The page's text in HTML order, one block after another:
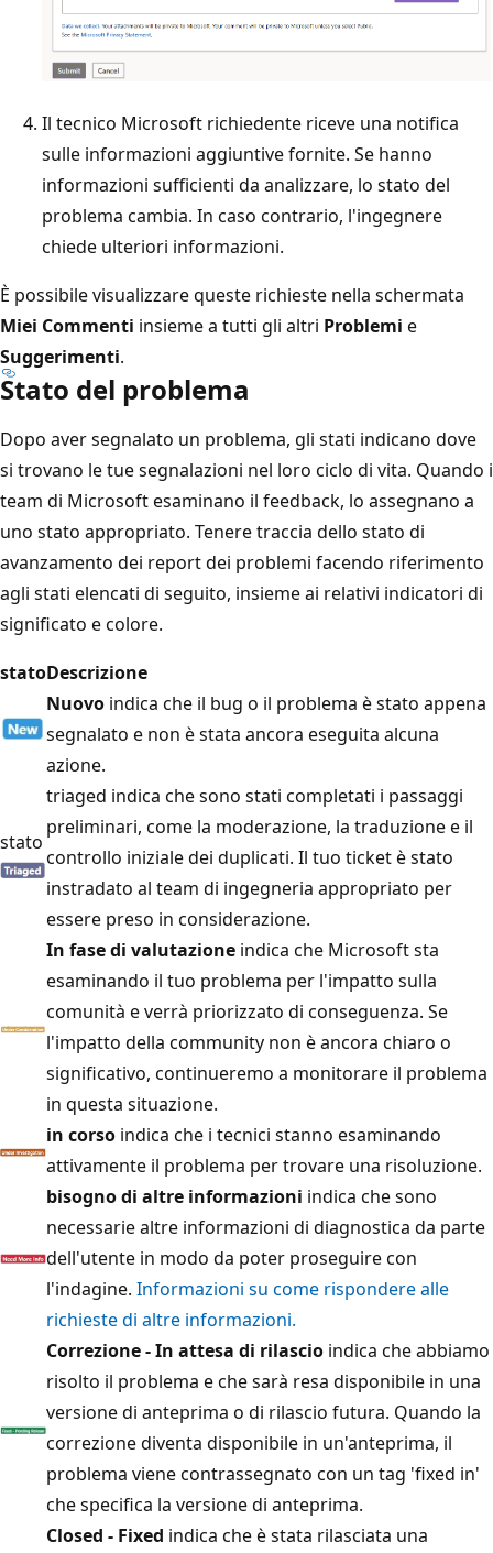
Il tecnico Microsoft richiedente riceve una notifica
sulle informazioni aggiuntive fornite. Se hanno
informazioni sufficienti da analizzare, lo stato del
problema cambia. In caso contrario, l'ingegnere
chiede ulteriori informazioni.
È possibile visualizzare queste richieste nella schermata
Miei Commenti insieme a tutti gli altri Problemi e
Suggerimenti.
Stato del problema
Dopo aver segnalato un problema, gli stati indicano dove
si trovano le tue segnalazioni nel loro ciclo di vita. Quando i
team di Microsoft esaminano il feedback, lo assegnano a
uno stato appropriato. Tenere traccia dello stato di
avanzamento dei report dei problemi facendo riferimento
agli stati elencati di seguito, insieme ai relativi indicatori di
significato e colore.
statoDescrizione
Nuovo indica che il bug o il problema è stato appena
segnalato e non è stata ancora eseguita alcuna
azione.
stato
triaged indica che sono stati completati i passaggi
preliminari, come la moderazione, la traduzione e il
controllo iniziale dei duplicati. Il tuo ticket è stato
instradato al team di ingegneria appropriato per
essere preso in considerazione.
In fase di valutazione indica che Microsoft sta
esaminando il tuo problema per l'impatto sulla
comunità e verrà priorizzato di conseguenza. Se
l'impatto della community non è ancora chiaro o
significativo, continueremo a monitorare il problema
in questa situazione.
in corso indica che i tecnici stanno esaminando
attivamente il problema per trovare una risoluzione.
bisogno di altre informazioni indica che sono
necessarie altre informazioni di diagnostica da parte
dell'utente in modo da poter proseguire con
l'indagine. Informazioni su come rispondere alle
richieste di altre informazioni.
Correzione - In attesa di rilascio indica che abbiamo
risolto il problema e che sarà resa disponibile in una
versione di anteprima o di rilascio futura. Quando la
correzione diventa disponibile in un'anteprima, il
problema viene contrassegnato con un tag 'fixed in'
che specifica la versione di anteprima.
Closed - Fixed indica che è stata rilasciata una